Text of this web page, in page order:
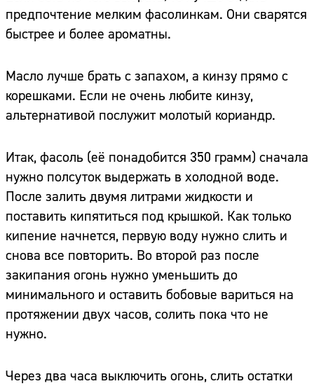
предпочтение мелким фасолинкам. Они сварятся
быстрее и более ароматны.
Масло лучше брать с запахом, а кинзу прямо с
корешками. Если не очень любите кинзу,
альтернативой послужит молотый кориандр.
Итак, фасоль (её понадобится 350 грамм) сначала
нужно полсуток выдержать в холодной воде.
После залить двумя литрами жидкости и
поставить кипятиться под крышкой. Как только
кипение начнется, первую воду нужно слить и
снова все повторить. Во второй раз после
закипания огонь нужно уменьшить до
минимального и оставить бобовые вариться на
протяжении двух часов, солить пока что не
нужно.
Через два часа выключить огонь, слить остатки